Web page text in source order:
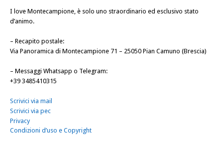
I love Montecampione, è solo uno straordinario ed esclusivo stato
d’animo.
– Recapito postale:
Via Panoramica di Montecampione 71 – 25050 Pian Camuno (Brescia)
– Messaggi Whatsapp o Telegram:
+39 3485410315
Scrivici via mail
Scrivici via pec
Privacy
Condizioni d’uso e Copyright